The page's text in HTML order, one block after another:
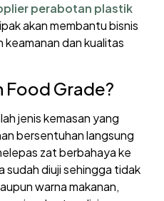
perabotan plastik
akan membantu bisnis
keamanan dan kualitas
Food Grade?
jenis kemasan yang
bersentuhan langsung
zat berbahaya ke
sudah diuji sehingga tidak
warna makanan,